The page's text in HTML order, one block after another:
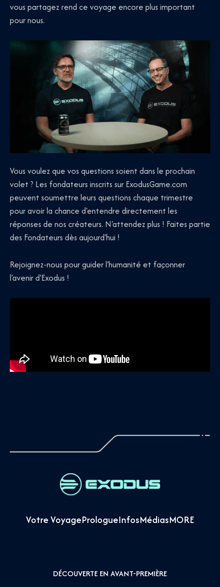
vous partagez rend ce voyage encore plus important
pour nous.
Vous voulez que vos questions soient dans le prochain
volet ? Les fondateurs inscrits sur ExodusGame.com
peuvent soumettre leurs questions chaque trimestre
pour avoir la chance d'entendre directement les
réponses de nos créateurs. N'attendez plus ! Faites partie
des Fondateurs dès aujourd'hui !
Rejoignez-nous pour guider l'humanité et façonner
l'avenir d'Exodus !
Votre VoyagePrologueInfosMédiasMORE
DÉCOUVERTE EN AVANT-PREMIÈRE